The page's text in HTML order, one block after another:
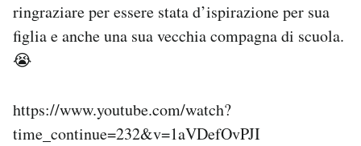
ringraziare per essere stata d’ispirazione per sua
figlia e anche una sua vecchia compagna di scuola.
😭
https://www.youtube.com/watch?
time_continue=232&v=1aVDefOvPJI